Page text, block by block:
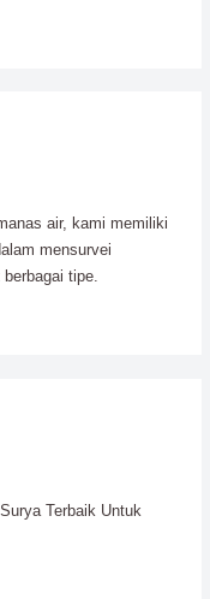
air, kami memiliki
mensurvei
tipe.
Terbaik Untuk